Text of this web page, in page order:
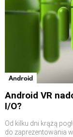
Android
Android VR
I/O?
Od kilku dni krążą
do zaprezentowania